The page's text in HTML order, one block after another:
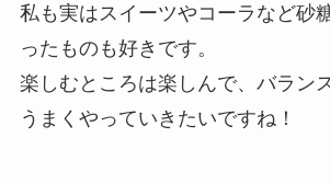
私も実はスイーツやコーラなど砂
ったものも好きです。
楽しむところは楽しんで、バラン
うまくやっていきたいですね！